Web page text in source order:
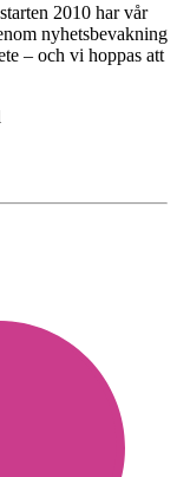
2010 har vår
nyhetsbevakning
– och vi hoppas att